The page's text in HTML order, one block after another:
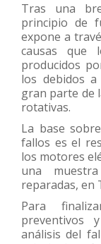
Tras una
principio de
expone a
causas que
producidos
los debidos
gran parte de
rotativas.
La base
fallos es el
los motores
una
reparadas, en
Para
preventivos
análisis del